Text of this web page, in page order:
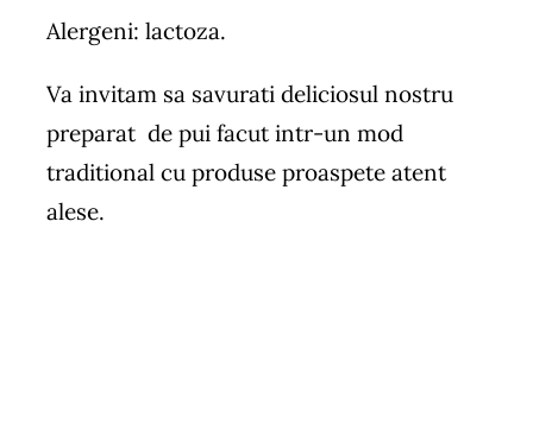
Alergeni: lactoza.
Va invitam sa savurati deliciosul nostru
preparat de pui facut intr-un mod
traditional cu produse proaspete atent
alese.